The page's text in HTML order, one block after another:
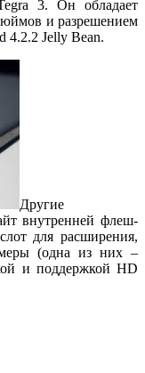
3. Он обладает
и разрешением
4.2.2 Jelly Bean.
Другие
внутренней флеш-
для расширения,
(одна из них –
и поддержкой HD